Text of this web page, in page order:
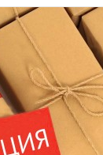
и товары